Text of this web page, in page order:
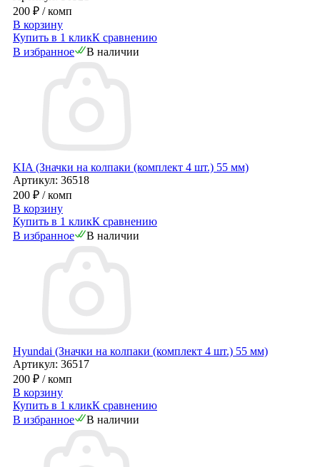
200 ₽ / комп
В корзину
Купить в 1 кликК сравнению
В избранное
В наличии
KIA (Значки на колпаки (комплект 4 шт.) 55 мм)
Артикул: 36518
200 ₽ / комп
В корзину
Купить в 1 кликК сравнению
В избранное
В наличии
Hyundai (Значки на колпаки (комплект 4 шт.) 55 мм)
Артикул: 36517
200 ₽ / комп
В корзину
Купить в 1 кликК сравнению
В избранное
В наличии